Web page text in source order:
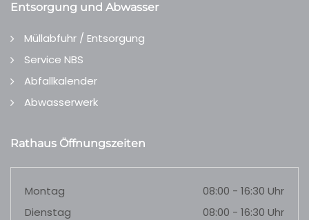
Entsorgung und Abwasser
Müllabfuhr / Entsorgung
Service NBS
Abfallkalender
Abwasserwerk
Rathaus Öffnungszeiten
Montag
08:00 - 16:30 Uhr
Dienstag
08:00 - 16:30 Uhr